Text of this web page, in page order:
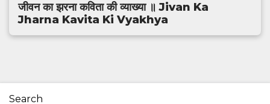
जीवन का झरना कविता की व्याख्या ॥ Jivan Ka
Jharna Kavita Ki Vyakhya
Search